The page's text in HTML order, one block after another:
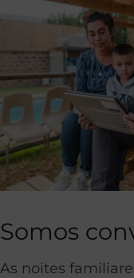
Somos
As noites